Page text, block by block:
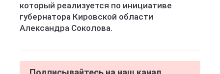
который реализуется по инициативе
губернатора Кировской области
Александра Соколова.